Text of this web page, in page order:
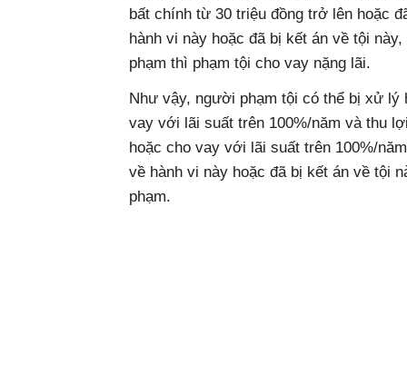
bất chính từ 30 triệu đồng trở lên hoặc
hành vi này hoặc đã bị kết án về tội
phạm thì phạm tội cho vay nặng lãi.
Như vậy, người phạm tội có thể bị xử
vay với lãi suất trên 100%/năm và thu
hoặc cho vay với lãi suất trên 100%/
về hành vi này hoặc đã bị kết án về tội
phạm.